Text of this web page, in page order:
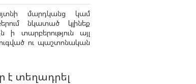
մարդկանց կամ
նկատած կլինեք
ի տարբերություն այլ
ու պաշտոնական
է տեղադրել